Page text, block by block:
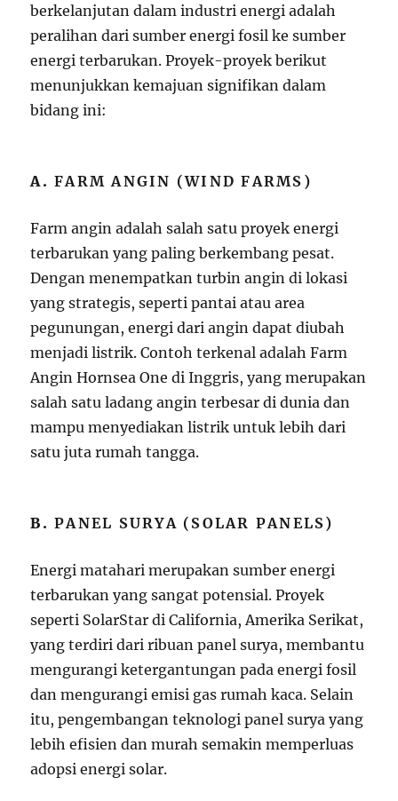
berkelanjutan dalam industri energi adalah
peralihan dari sumber energi fosil ke sumber
energi terbarukan. Proyek-proyek berikut
menunjukkan kemajuan signifikan dalam
bidang ini:
A.FARM ANGIN (WIND FARMS)
Farm angin adalah salah satu proyek energi
terbarukan yang paling berkembang pesat.
Dengan menempatkan turbin angin di lokasi
yang strategis, seperti pantai atau area
pegunungan, energi dari angin dapat diubah
menjadi listrik. Contoh terkenal adalah Farm
Angin Hornsea One di Inggris, yang merupakan
salah satu ladang angin terbesar di dunia dan
mampu menyediakan listrik untuk lebih dari
satu juta rumah tangga.
B.PANEL SURYA (SOLAR PANELS)
Energi matahari merupakan sumber energi
terbarukan yang sangat potensial. Proyek
seperti SolarStar di California, Amerika Serikat,
yang terdiri dari ribuan panel surya, membantu
mengurangi ketergantungan pada energi fosil
dan mengurangi emisi gas rumah kaca. Selain
itu, pengembangan teknologi panel surya yang
lebih efisien dan murah semakin memperluas
adopsi energi solar.